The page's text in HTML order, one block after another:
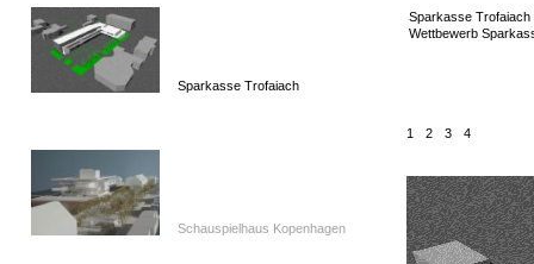
Sparkasse Trofaiach
Schauspielhaus Kopenhagen
Sparkasse Trofaiach
Wettbewerb
1 2 3 4